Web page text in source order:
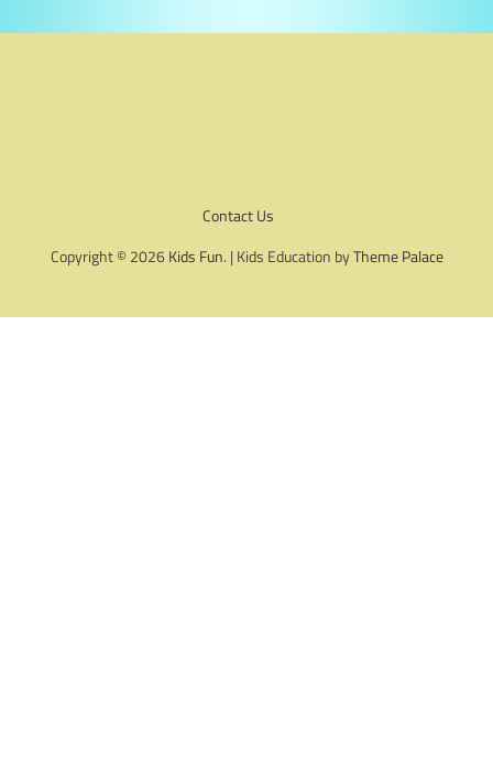
Contact Us
Copyright © 2026Kids Fun. | Kids Education byTheme Palace